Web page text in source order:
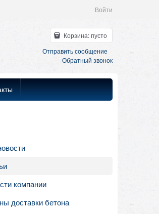
Войти
Корзина:пусто
Отправить сообщение
Обратный звонок
компании
доставки бетона